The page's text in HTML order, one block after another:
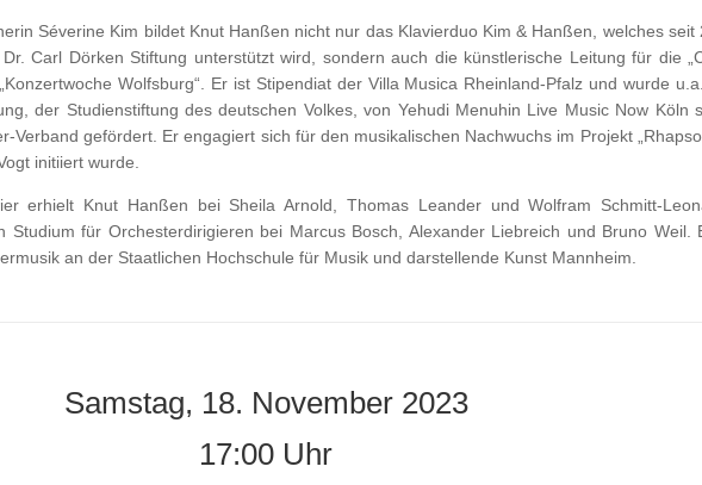
Séverine Kim bildet Knut Hanßen nicht nur das Klavierduo Kim & Hanßen, welches seit
Carl Dörken Stiftung unterstützt wird, sondern auch die künstlerische Leitung für die
Wolfsburg“. Er ist Stipendiat der Villa Musica Rheinland-Pfalz und wurde
der Studienstiftung des deutschen Volkes, von Yehudi Menuhin Live Music Now Köln
Verband gefördert. Er engagiert sich für den musikalischen Nachwuchs im Projekt
initiiert wurde.
erhielt Knut Hanßen bei Sheila Arnold, Thomas Leander und Wolfram Schmitt-
Studium für Orchesterdirigieren bei Marcus Bosch, Alexander Liebreich und Bruno Weil.
an der Staatlichen Hochschule für Musik und darstellende Kunst Mannheim.
Samstag, 18. November 2023
17:00 Uhr